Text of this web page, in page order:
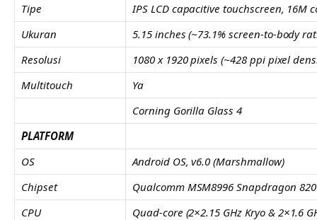
Tipe
IPS LCD capacitive touchscreen, 16M
Ukuran
5.15 inches (~73.1% screen-to-body
Resolusi
1080 x 1920 pixels (~428 ppi pixel
Multitouch
Ya
Corning Gorilla Glass 4
PLATFORM
OS
Android OS, v6.0 (Marshmallow)
Chipset
Qualcomm MSM8996 Snapdragon 820
CPU
Quad-core (2×2.15 GHz Kryo & 2×1.6